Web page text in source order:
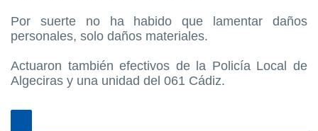
Por suerte no ha habido que lamentar daños
personales, solo daños materiales.
Actuaron también efectivos de la Policía Local de
Algeciras y una unidad del 061 Cádiz.